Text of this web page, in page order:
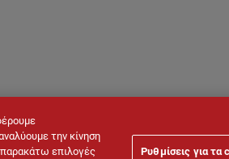
Cookies Πολιτική Προστασίας
την κίνηση
παρακάτω επιλογές
Ρυθμίσεις για τα